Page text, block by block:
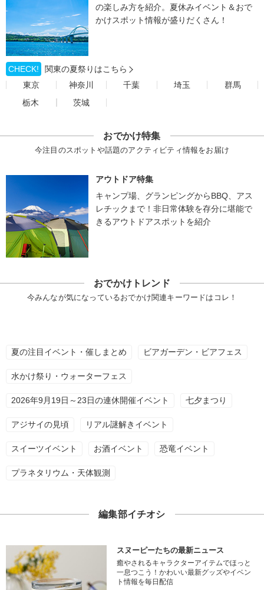
の楽しみ方を紹介。夏休みイベント＆おで
かけスポット情報が盛りだくさん！
CHECK!
関東の夏祭りはこちら
東京
神奈川 千葉 埼玉
群馬
栃木
茨城
おでかけ特集
今注目のスポットや話題のアクティビティ情報をお届け
アウトドア特集
キャンプ場、グランピングからBBQ、アス
レチックまで！非日常体験を存分に堪能で
きるアウトドアスポットを紹介
おでかけトレンド
今みんなが気になっているおでかけ関連キーワードはコレ！
夏の注目イベント・催しまとめ ビアガーデン・ビアフェス
水かけ祭り・ウォーターフェス
2026年9月19日～23日の連休開催イベント 七夕まつり
アジサイの見頃 リアル謎解きイベント
スイーツイベント お酒イベント 恐竜イベント
プラネタリウム・天体観測
編集部イチオシ
スヌーピーたちの最新ニュース
癒やされるキャラクターアイテムでほっと
一息つこう！かわいい最新グッズやイベン
ト情報を毎日配信